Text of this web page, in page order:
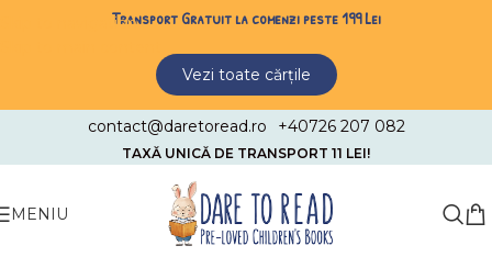
Skip to navigationTransport Gratuit la comenzi peste 199 Lei
Vezi toate cărțile
contact@daretoread.ro +40726 207 082
TAXĂ UNICĂ DE TRANSPORT 11 LEI!
MENIU